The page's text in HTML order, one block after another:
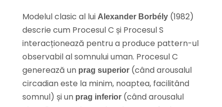
Modelul clasic al lui Alexander Borbély (1982)
descrie cum Procesul C și Procesul S
interacționează pentru a produce pattern-ul
observabil al somnului uman. Procesul C
generează un prag superior (când arousalul
circadian este la minim, noaptea, facilitând
somnul) și un prag inferior (când arousalul